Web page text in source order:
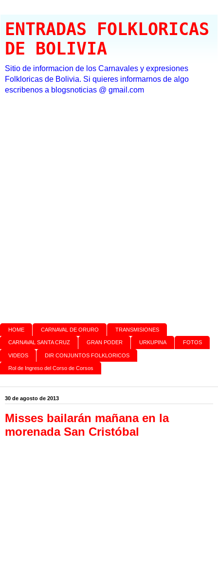
ENTRADAS FOLKLORICAS
DE BOLIVIA
Sitio de informacion de los Carnavales y expresiones
Folkloricas de Bolivia. Si quieres informarnos de algo
escribenos a blogsnoticias @ gmail.com
HOME CARNAVAL DE ORURO TRANSMISIONES
CARNAVAL SANTA CRUZ GRAN PODER URKUPINA FOTOS
VIDEOS DIR CONJUNTOS FOLKLORICOS
Rol de Ingreso del Corso de Corsos
30 de agosto de 2013
Misses bailarán mañana en la
morenada San Cristóbal